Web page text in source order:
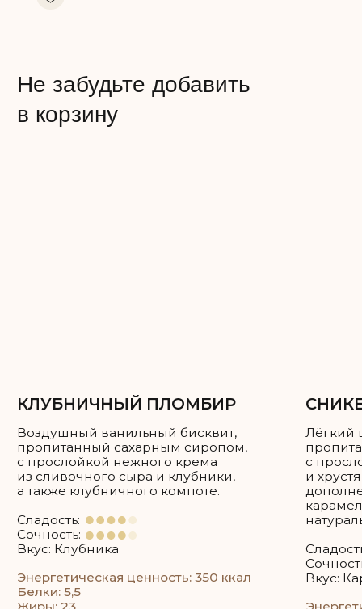
Углеводы: 30
Белки: 7,5
Жиры: 22
Сладость:
Каждый ярус можно сделать разной
начинкой, можно одной — на ваше
усмотрение!
Например: если 35 гостей, то 35 * 200 = 7 кг
Как рассчитать нужное вам
количество торта?